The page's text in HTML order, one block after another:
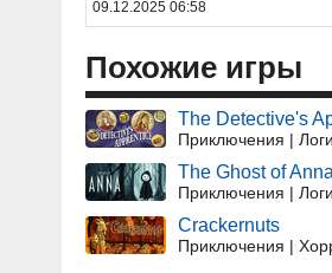
09.12.2025 06:58
Похожие игры
The Detective's
Приключения |
The Ghost of Anna
Приключения |
Crackernuts
Приключения |